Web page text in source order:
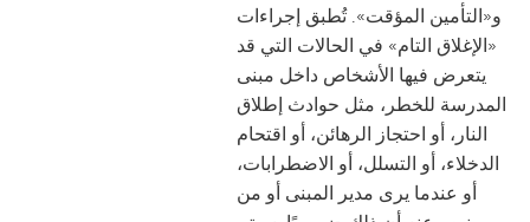
و«التأمين المؤقت». تُطبق إجراءات
«الإغلاق التام» في الحالات التي قد
يتعرض فيها الأشخاص داخل مبنى
المدرسة للخطر، مثل حوادث إطلاق
النار، أو احتجاز الرهائن، أو اقتحام
الدخلاء، أو التسلل، أو الاضطرابات،
أو عندما يرى مدير المبنى أو من